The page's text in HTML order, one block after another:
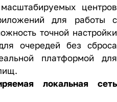
центров
для работы с
точной настройки
очередей без сброса
платформой для
локальная сеть